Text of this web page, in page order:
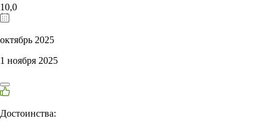
10,0
октябрь 2025
1 ноября 2025
Достоинства: